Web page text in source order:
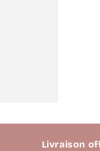
Livraison